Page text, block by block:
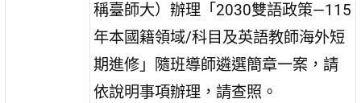
稱臺師大）辦理「2030雙語政策—115
年本國籍領域/科目及英語教師海外短
期進修」隨班導師遴選簡章一案，請
依說明事項辦理，請查照。